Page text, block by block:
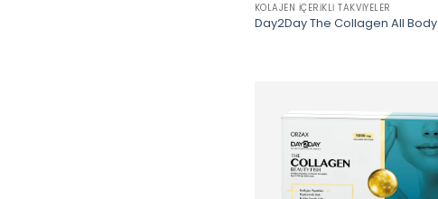
KOLAJEN İÇERIKLI TAKVIYELER
Day2Day The Collagen All Body